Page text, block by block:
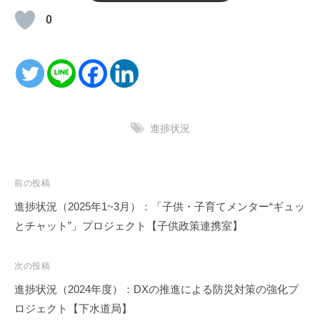
0
進捗状況
投
稿
ナ
ゲ
ー
シ
前の投稿
進捗状況（2025年1~3月）：「子供・子育てメンター“ギュッ
とチャット”」プロジェクト【子供政策連携室】
次の投稿
進捗状況（2024年度）：DXの推進による防災対策の強化プ
ロジェクト【下水道局】